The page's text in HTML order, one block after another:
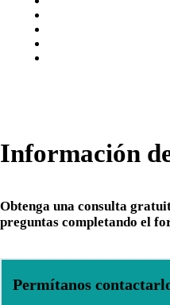
Información
Obtenga una consulta
preguntas completando el
Permítanos